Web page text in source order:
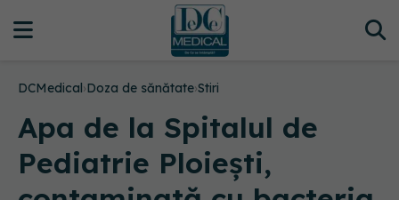
DCMedical›Doza de sănătate›Stiri
Apa de la Spitalul de
Pediatrie Ploieşti,